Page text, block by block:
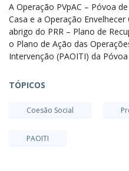
A Operação PVpAC – Póvoa
Casa e a Operação
abrigo do PRR – Plano de
o Plano de Ação das
Intervenção (PAOITI) da
TÓPICOS
Coesão Social
PAOITI